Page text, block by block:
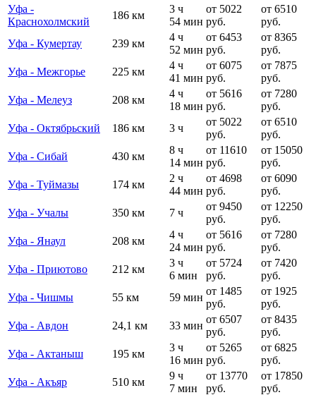
Уфа -
Краснохолмский
186 км
3 ч
54 мин
от 5022
руб.
от 6510
руб.
Уфа - Кумертау
239 км
4 ч
52 мин
от 6453
руб.
от 8365
руб.
Уфа - Межгорье
225 км
4 ч
41 мин
от 6075
руб.
от 7875
руб.
Уфа - Мелеуз
208 км
4 ч
18 мин
от 5616
руб.
от 7280
руб.
Уфа - Октябрьский
186 км 3 ч
от 5022
руб.
от 6510
руб.
Уфа - Сибай
430 км
8 ч
14 мин
от 11610
руб.
от 15050
руб.
Уфа - Туймазы
174 км
2 ч
44 мин
от 4698
руб.
от 6090
руб.
Уфа - Учалы
350 км 7 ч
от 9450
руб.
от 12250
руб.
Уфа - Янаул
208 км
4 ч
24 мин
от 5616
руб.
от 7280
руб.
Уфа - Приютово
212 км
3 ч
6 мин
от 5724
руб.
от 7420
руб.
Уфа - Чишмы
55 км 59 мин
от 1485
руб.
от 1925
руб.
Уфа - Авдон
24,1 км 33 мин
от 6507
руб.
от 8435
руб.
Уфа - Актаныш
195 км
3 ч
16 мин
от 5265
руб.
от 6825
руб.
Уфа - Акъяр
510 км
9 ч
7 мин
от 13770
руб.
от 17850
руб.